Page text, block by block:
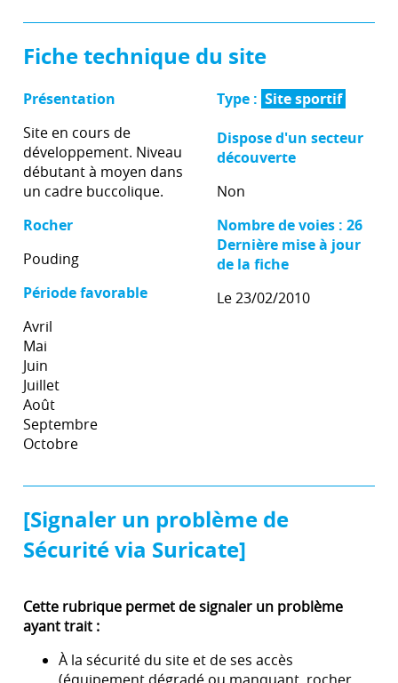
Fiche technique du site
Présentation
Site en cours de
développement. Niveau
débutant à moyen dans
un cadre buccolique.
Rocher
Pouding
Période favorable
Avril
Mai
Juin
Juillet
Août
Septembre
Octobre
Type : Site sportif
Dispose d'un secteur
découverte
Non
Nombre de voies : 26
Dernière mise à jour
de la fiche
Le 23/02/2010
[Signaler un problème de
Sécurité via Suricate]
Cette rubrique permet de signaler un problème
ayant trait :
À la sécurité du site et de ses accès